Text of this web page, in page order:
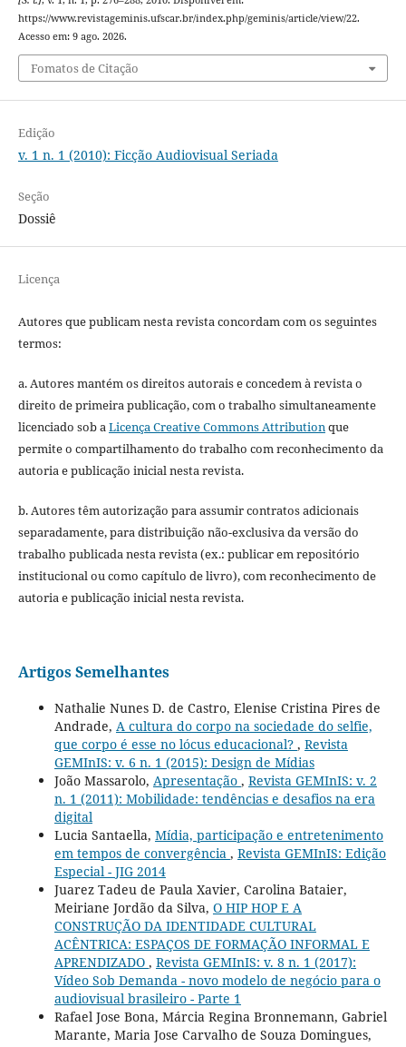
https://www.revistageminis.ufscar.br/index.php/geminis/article/view/22.
Acesso em: 9 ago. 2026.
Fomatos de Citação
Edição
v. 1 n. 1 (2010): Ficção Audiovisual Seriada
Seção
Dossiê
Licença
Autores que publicam nesta revista concordam com os seguintes
termos:
a. Autores mantém os direitos autorais e concedem à revista o
direito de primeira publicação, com o trabalho simultaneamente
licenciado sob aLicença Creative Commons Attributionque
permite o compartilhamento do trabalho com reconhecimento da
autoria e publicação inicial nesta revista.
b. Autores têm autorização para assumir contratos adicionais
separadamente, para distribuição não-exclusiva da versão do
trabalho publicada nesta revista (ex.: publicar em repositório
institucional ou como capítulo de livro), com reconhecimento de
autoria e publicação inicial nesta revista.
Artigos Semelhantes
Nathalie Nunes D. de Castro, Elenise Cristina Pires de
Andrade, A cultura do corpo na sociedade do selfie,
que corpo é esse no lócus educacional? , Revista
GEMInIS: v. 6 n. 1 (2015): Design de Mídias
João Massarolo, Apresentação , Revista GEMInIS: v. 2
n. 1 (2011): Mobilidade: tendências e desafios na era
digital
Lucia Santaella, Mídia, participação e entretenimento
em tempos de convergência , Revista GEMInIS: Edição
Especial - JIG 2014
Juarez Tadeu de Paula Xavier, Carolina Bataier,
Meiriane Jordão da Silva, O HIP HOP E A
CONSTRUÇÃO DA IDENTIDADE CULTURAL
ACÊNTRICA: ESPAÇOS DE FORMAÇÃO INFORMAL E
APRENDIZADO , Revista GEMInIS: v. 8 n. 1 (2017):
Vídeo Sob Demanda - novo modelo de negócio para o
audiovisual brasileiro - Parte 1
Rafael Jose Bona, Márcia Regina Bronnemann, Gabriel
Marante, Maria Jose Carvalho de Souza Domingues,